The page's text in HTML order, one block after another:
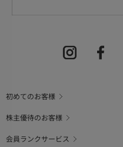
初めてのお客様
株主優待のお客様
会員ランクサービス